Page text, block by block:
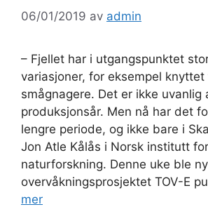
06/01/2019 av admin
– Fjellet har i utgangspunktet
variasjoner, for eksempel knyttet
smågnagere. Det er ikke uvanlig
produksjonsår. Men nå har det
lengre periode, og ikke bare i
Jon Atle Kålås i Norsk institutt for
naturforskning. Denne uke ble
overvåkningsprosjektet TOV-E
mer